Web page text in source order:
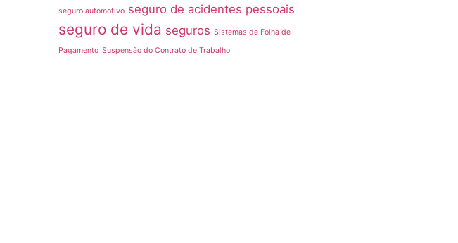
seguro automotivo seguro de acidentes pessoais
seguro de vida seguros Sistemas de Folha de
Pagamento Suspensão do Contrato de Trabalho